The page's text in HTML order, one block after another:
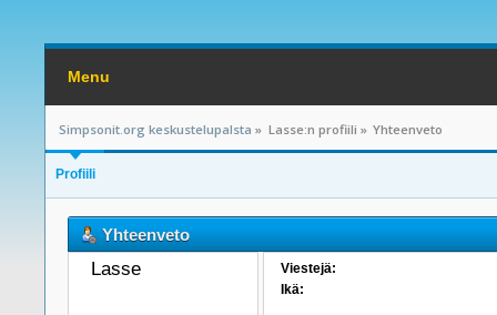
Menu
Simpsonit.org keskustelupalsta » Lasse:n profiili » Yhteenveto
Profiili
Yhteenveto
Lasse
Viestejä:
Ikä: